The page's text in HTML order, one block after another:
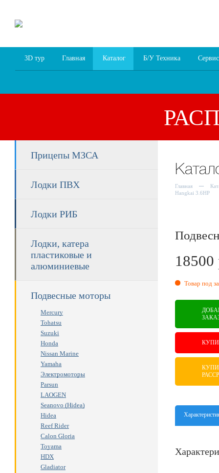
3D тур Главная Каталог Б/У Техника Сервис
Прицепы МЗСА
Лодки ПВХ
Лодки РИБ
Лодки, катера
пластиковые и
алюминиевые
Подвесные моторы
Mercury
Tohatsu
Suzuki
Honda
Nissan Marine
Yamaha
Электромоторы
Parsun
LAOGEN
Seanovo (Hidea)
Hidea
Reef Rider
Calon Gloria
Toyama
HDX
Gladiator
Главная
Hangkai 3.6HP
18500
RUB
Товар под